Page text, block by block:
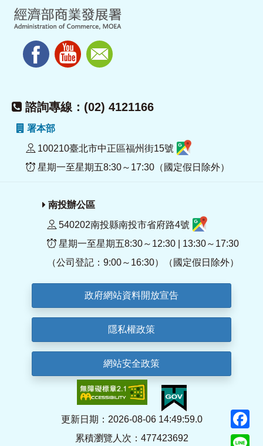
諮詢專線：(02) 4121166
署本部
100210臺北市中正區福州街15號
星期一至星期五8:30～17:30（國定假日除外）
南投辦公區
540202南投縣南投市省府路4號
星期一至星期五8:30～12:30 | 13:30～17:30
（公司登記：9:00～16:30）（國定假日除外）
政府網站資料開放宣告
隱私權政策
網站安全政策
更新日期：2026-08-06 14:49:59.0
累積瀏覽人次：477423692